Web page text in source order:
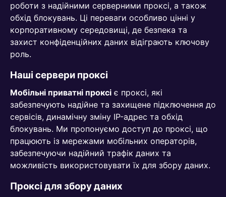
роботи з надійними серверними проксі, а також
обхід блокувань. Ці переваги особливо цінні у
корпоративному середовищі, де безпека та
захист конфіденційних даних відіграють ключову
роль.
Наші сервери проксі
Мобільні приватні проксі є проксі, які
забезпечують надійне та захищене підключення до
сервісів, динамічну зміну IP-адрес та обхід
блокувань. Ми пропонуємо доступ до проксі, що
працюють із мережами мобільних операторів,
забезпечуючи надійний трафік даних та
можливість використовувати їх для збору даних.
Проксі для збору даних